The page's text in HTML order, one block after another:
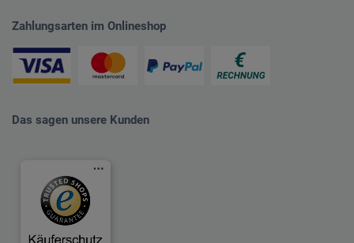
Zahlungsarten im Onlineshop
Das sagen unsere Kunden